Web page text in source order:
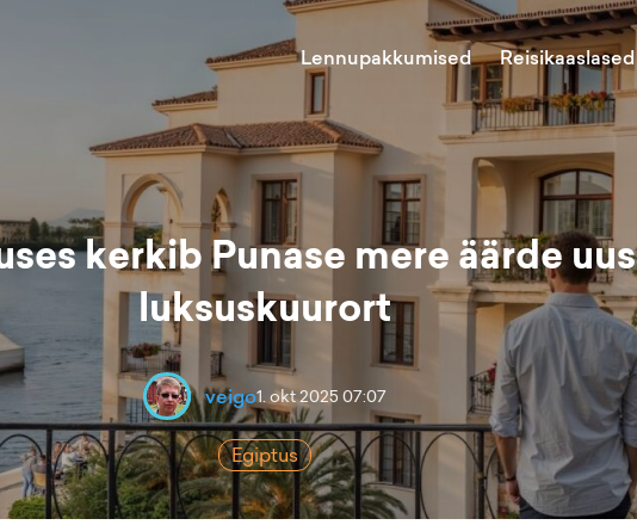
Lennupakkumised Reisikaaslased
kerkib Punase mere äärde uus
luksuskuurort
veigo1. okt 2025 07:07
Egiptus